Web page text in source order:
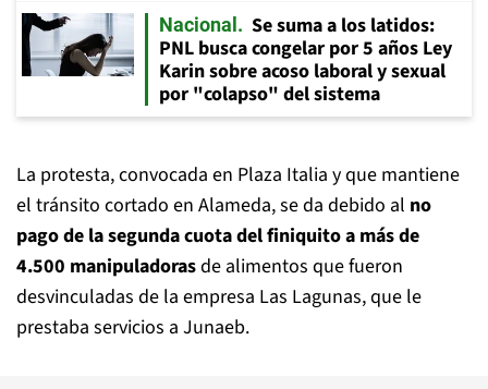
Nacional
Se suma a los latidos:
PNL busca congelar por 5 años Ley
Karin sobre acoso laboral y sexual
por "colapso" del sistema
La protesta, convocada en Plaza Italia y que mantiene
el tránsito cortado en Alameda, se da debido al no
pago de la segunda cuota del finiquito a más de
4.500 manipuladorasde alimentos que fueron
desvinculadas de la empresa Las Lagunas, que le
prestaba servicios a Junaeb.